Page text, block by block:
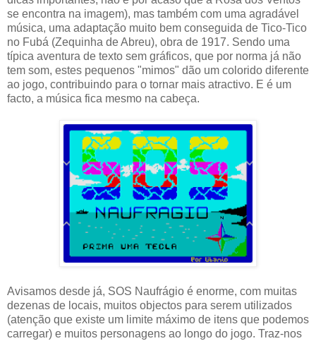
se encontra na imagem), mas também com uma agradável
música, uma adaptação muito bem conseguida de Tico-Tico
no Fubá (Zequinha de Abreu), obra de 1917. Sendo uma
típica aventura de texto sem gráficos, que por norma já não
tem som, estes pequenos "mimos" dão um colorido diferente
ao jogo, contribuindo para o tornar mais atractivo. E é um
facto, a música fica mesmo na cabeça.
Avisamos desde já, SOS Naufrágio é enorme, com muitas
dezenas de locais, muitos objectos para serem utilizados
(atenção que existe um limite máximo de itens que podemos
carregar) e muitos personagens ao longo do jogo. Traz-nos